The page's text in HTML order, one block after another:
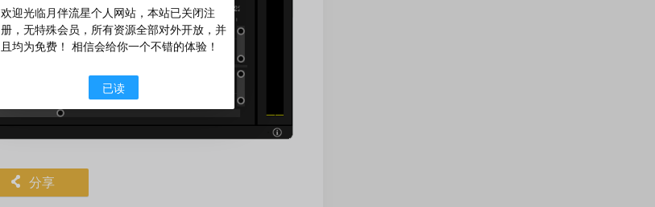
󰄯 分享
欢迎光临月伴流星个人网站，本站已关闭注
册，无特殊会员，所有资源全部对外开放，并
且均为免费！ 相信会给你一个不错的体验！
已读